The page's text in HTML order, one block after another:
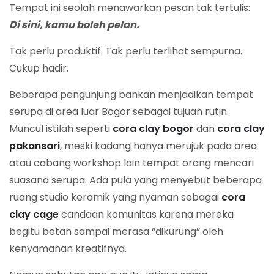
Tempat ini seolah menawarkan pesan tak tertulis:
Di sini, kamu boleh pelan.
Tak perlu produktif. Tak perlu terlihat sempurna.
Cukup hadir.
Beberapa pengunjung bahkan menjadikan tempat
serupa di area luar Bogor sebagai tujuan rutin.
Muncul istilah seperti cora clay bogor dan cora clay
pakansari, meski kadang hanya merujuk pada area
atau cabang workshop lain tempat orang mencari
suasana serupa. Ada pula yang menyebut beberapa
ruang studio keramik yang nyaman sebagai cora
clay cagecandaan komunitas karena mereka
begitu betah sampai merasa “dikurung” oleh
kenyamanan kreatifnya.